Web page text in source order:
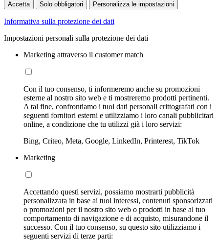
Accetta Solo obbligatori Personalizza le impostazioni
Informativa sulla protezione dei dati
Impostazioni personali sulla protezione dei dati
Marketing attraverso il customer match
Con il tuo consenso, ti informeremo anche su promozioni
esterne al nostro sito web e ti mostreremo prodotti pertinenti.
A tal fine, confrontiamo i tuoi dati personali crittografati con i
seguenti fornitori esterni e utilizziamo i loro canali pubblicitari
online, a condizione che tu utilizzi già i loro servizi:
Bing, Criteo, Meta, Google, LinkedIn, Printerest, TikTok
Marketing
Accettando questi servizi, possiamo mostrarti pubblicità
personalizzata in base ai tuoi interessi, contenuti sponsorizzati
o promozioni per il nostro sito web o prodotti in base al tuo
comportamento di navigazione e di acquisto, misurandone il
successo. Con il tuo consenso, su questo sito utilizziamo i
seguenti servizi di terze parti: